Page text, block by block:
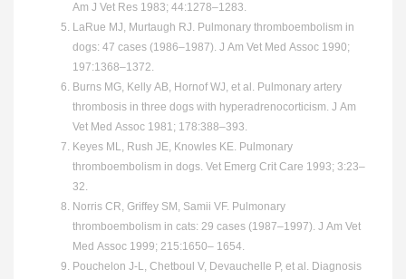
Am J Vet Res 1983; 44:1278–1283.
LaRue MJ, Murtaugh RJ. Pulmonary thromboembolism in
dogs: 47 cases (1986–1987). J Am Vet Med Assoc 1990;
197:1368–1372.
Burns MG, Kelly AB, Hornof WJ, et al. Pulmonary artery
thrombosis in three dogs with hyperadrenocorticism. J Am
Vet Med Assoc 1981; 178:388–393.
Keyes ML, Rush JE, Knowles KE. Pulmonary
thromboembolism in dogs. Vet Emerg Crit Care 1993; 3:23–
32.
Norris CR, Griffey SM, Samii VF. Pulmonary
thromboembolism in cats: 29 cases (1987–1997). J Am Vet
Med Assoc 1999; 215:1650– 1654.
Pouchelon J-L, Chetboul V, Devauchelle P, et al. Diagnosis